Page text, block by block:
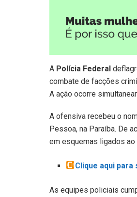
A Polícia Federal
combate de facções
A ação ocorre
A ofensiva recebeu o
Pessoa, na Paraíba. De
em esquemas ligados
Clique aqui para
As equipes policiais